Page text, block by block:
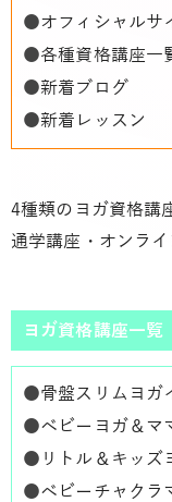
●オフィシャルサ
●各種資格講座一
●新着ブログ
●新着レッスン
4種類のヨガ資格講
通学講座・オンラ
ヨガ資格講座一覧
●骨盤スリムヨガ
●ベビーヨガ＆マ
● リトル＆キッズ
●ベビーチャクラ